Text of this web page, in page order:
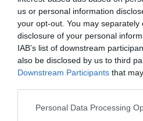
us or personal information
your opt-out. You may
disclosure of your personal
IAB’s list of downstream
also be disclosed by us to third
Downstream Participants that
Personal Data Processing